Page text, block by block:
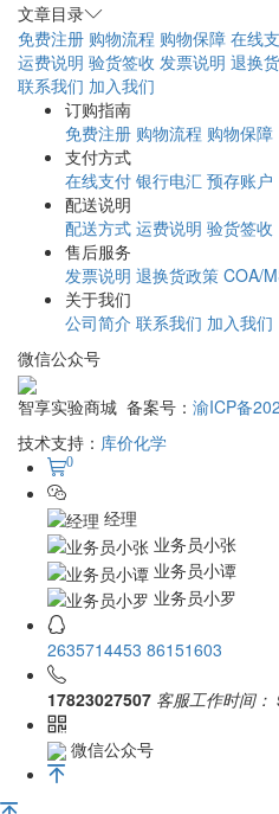
文章目录
免费注册 购物流程 购物保障 在线
运费说明 验货签收 发票说明 退换
联系我们 加入我们
订购指南
免费注册 购物流程 购物保障
支付方式
在线支付 银行电汇 预存账户
配送说明
配送方式 运费说明 验货签收
售后服务
发票说明 退换货政策 COA/
关于我们
公司简介 联系我们 加入我们
微信公众号
智享实验商城 备案号： 渝ICP备
技术支持： 库价化学
0
经理
业务员小张
业务员小谭
业务员小罗
2635714453 86151603
17823027507 客服工作时间：
微信公众号